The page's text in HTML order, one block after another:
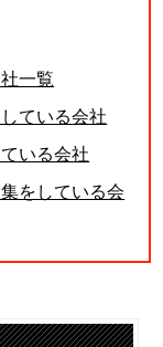
一覧
ている会社
いる会社
をしている会